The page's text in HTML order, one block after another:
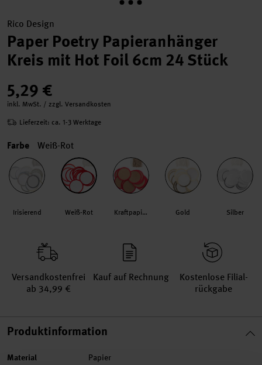
Rico Design
Paper Poetry Papieranhänger
Kreis mit Hot Foil 6cm 24 Stück
5,29 €
inkl. MwSt. / zzgl. Versandkosten
Lieferzeit: ca. 1-3 Werktage
Farbe Weiß-Rot
Irisierend Weiß-Rot Kraftpapier-Rot Gold Silber
Versand­kosten­frei
ab 34,99 €
Kauf auf Rechnung
Kosten­lose Filial­
rückgabe
Produktinformation
Material Papier